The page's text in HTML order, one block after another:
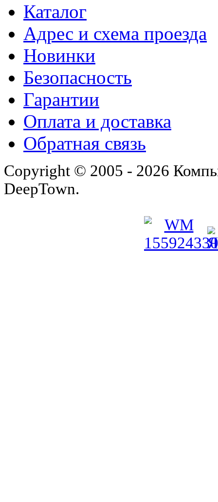
Каталог
Адрес и схема проезда
Новинки
Безопасность
Гарантии
Оплата и доставка
Обратная связь
Copyright © 2005 - 2026
DeepTown.